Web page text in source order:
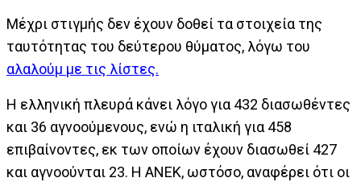
Μέχρι στιγμής δεν έχουν δοθεί τα στοιχεία της
ταυτότητας του δεύτερου θύματος, λόγω του
αλαλούμ με τις λίστες.
Η ελληνική πλευρά κάνει λόγο για 432 διασωθέντες
και 36 αγνοούμενους, ενώ η ιταλική για 458
επιβαίνοντες, εκ των οποίων έχουν διασωθεί 427
και αγνοούνται 23. Η ΑΝΕΚ, ωστόσο, αναφέρει ότι οι